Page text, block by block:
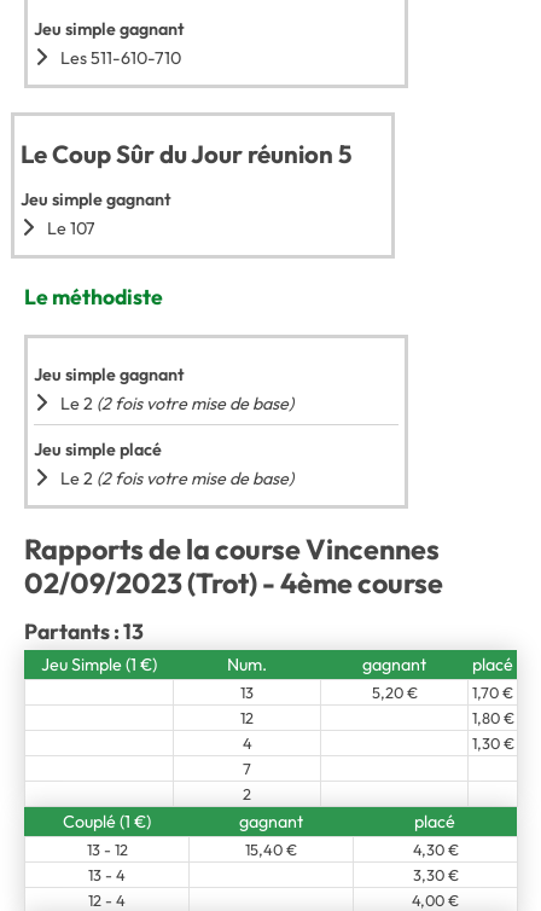
Jeu simple gagnant
Les 511-610-710
Le Coup Sûr du Jour réunion 5
Jeu simple gagnant
Le 107
Le méthodiste
Jeu simple gagnant
Le 2 (2 fois votre mise de base)
Jeu simple placé
Le 2 (2 fois votre mise de base)
Rapports de la course Vincennes
02/09/2023 (Trot) - 4ème course
Partants : 13
Jeu Simple (1 €) Num. gagnant placé
13 5,20 €
1,70 €
12
1,80 €
4
1,30 €
7
2
Couplé (1 €) gagnant placé
13 - 12 15,40 €
4,30 €
13 - 4
3,30 €
12 - 4
4,00 €